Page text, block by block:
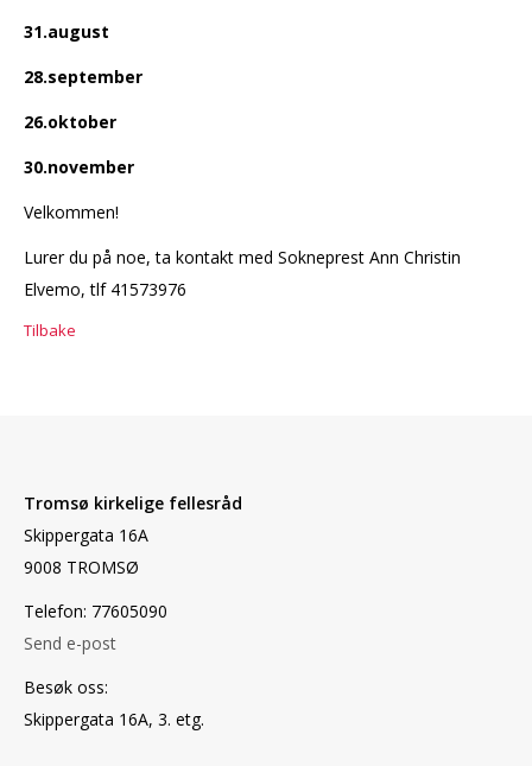
31.august
28.september
26.oktober
30.november
Velkommen!
Lurer du på noe, ta kontakt med Sokneprest Ann Christin
Elvemo, tlf 41573976
Tilbake
Tromsø kirkelige fellesråd
Skippergata 16A
9008 TROMSØ
Telefon: 77605090
Send e-post
Besøk oss:
Skippergata 16A, 3. etg.